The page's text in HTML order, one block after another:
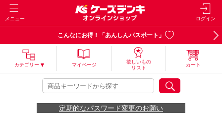
メニュー ログイン
こんなにお得！「あんしんパスポート」
カテゴリー マイページ
欲しいもの
リスト
カート
定期的なパスワード変更のお願い